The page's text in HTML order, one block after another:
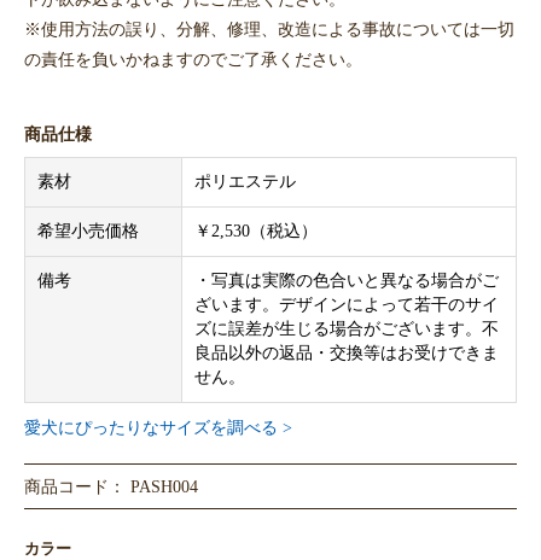
※使用方法の誤り、分解、修理、改造による事故については一切
の責任を負いかねますのでご了承ください。
商品仕様
素材 ポリエステル
希望小売価格 ￥2,530（税込）
備考
・写真は実際の色合いと異なる場合がご
ざいます。デザインによって若干のサイ
ズに誤差が生じる場合がございます。不
良品以外の返品・交換等はお受けできま
せん。
愛犬にぴったりなサイズを調べる >
商品コード： PASH004
カラー